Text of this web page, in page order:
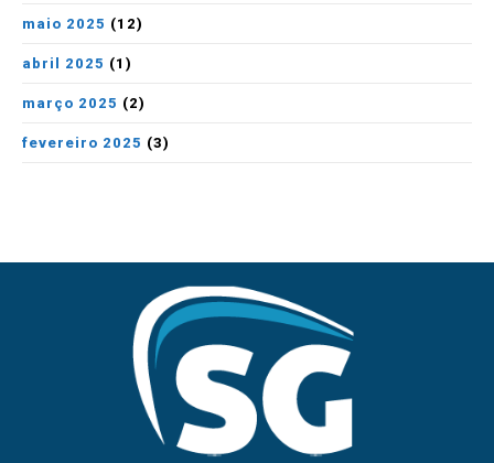
maio 2025 (12)
abril 2025 (1)
março 2025 (2)
fevereiro 2025 (3)